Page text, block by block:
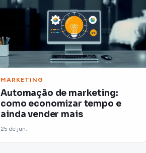
MARKETING
Automação de marketing:
como economizar tempo e
ainda vender mais
25 de jun.